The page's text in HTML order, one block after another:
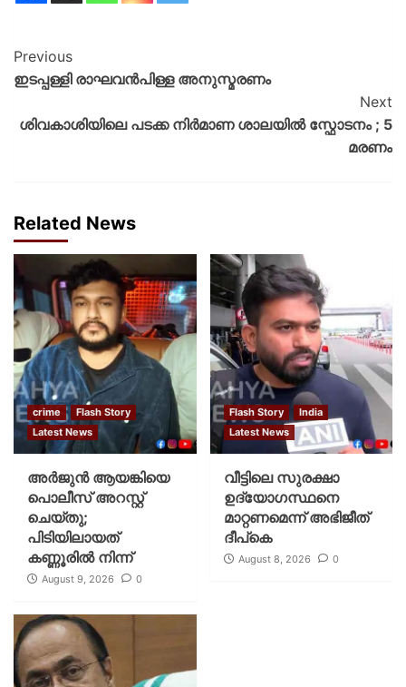
Previous
ഇടപ്പള്ളി രാഘവൻപിള്ള അനുസ്മരണം
Next
ശിവകാശിയിലെ പടക്ക നിർമാണ ശാലയിൽ സ്ഫോടനം ; 5
മരണം
Related News
crime
Flash Story
Latest News
അർജുൻ ആയങ്കിയെ
പൊലീസ് അറസ്റ്റ്
ചെയ്‌തു;
പിടിയിലായത്
കണ്ണൂരിൽ നിന്ന്
August 9, 2026 0
Flash Story
India
Latest News
വീട്ടിലെ സുരക്ഷാ
ഉദ്യോഗസ്ഥനെ
മാറ്റണമെന്ന് അഭിജീത്
ദീപ്‌കെ
August 8, 2026 0